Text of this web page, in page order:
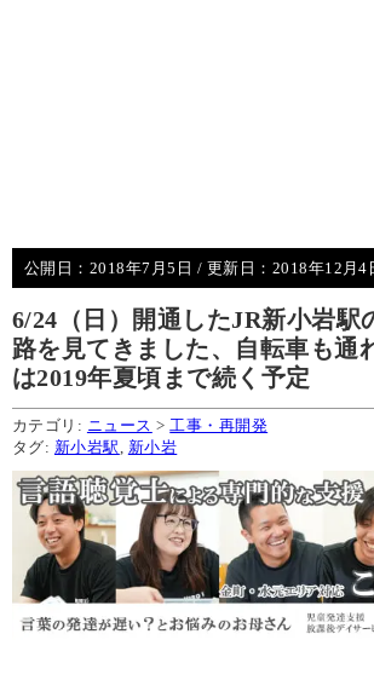
公開日： 2018年7月5日 / 更新日： 2018年12月4
6/24（日）開通したJR新小岩駅
路を見てきました、自転車も通
は2019年夏頃まで続く予定
カテゴリ: ニュース > 工事・再開発
タグ: 新小岩駅 新小岩